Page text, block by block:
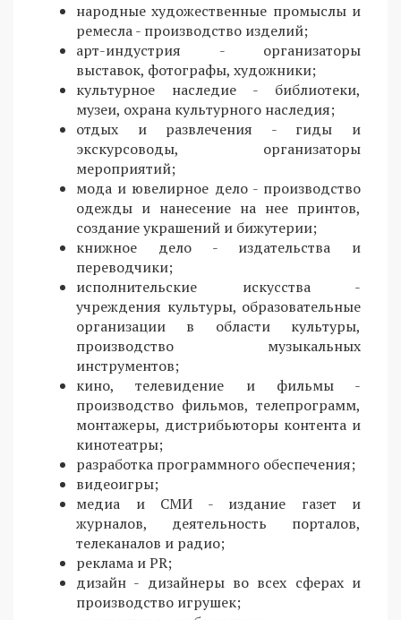
народные художественные промыслы и
ремесла - производство изделий;
арт-индустрия - организаторы
выставок, фотографы, художники;
культурное наследие - библиотеки,
музеи, охрана культурного наследия;
отдых и развлечения - гиды и
экскурсоводы, организаторы
мероприятий;
мода и ювелирное дело - производство
одежды и нанесение на нее принтов,
создание украшений и бижутерии;
книжное дело - издательства и
переводчики;
исполнительские искусства -
учреждения культуры, образовательные
организации в области культуры,
производство музыкальных
инструментов;
кино, телевидение и фильмы -
производство фильмов, телепрограмм,
монтажеры, дистрибьюторы контента и
кинотеатры;
разработка программного обеспечения;
видеоигры;
медиа и СМИ - издание газет и
журналов, деятельность порталов,
телеканалов и радио;
реклама и PR;
дизайн - дизайнеры во всех сферах и
производство игрушек;